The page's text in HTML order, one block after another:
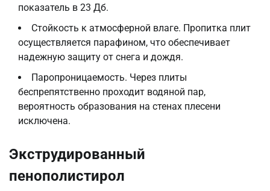
показатель в 23 Дб.
Стойкость к атмосферной влаге. Пропитка плит
осуществляется парафином, что обеспечивает
надежную защиту от снега и дождя.
Паропроницаемость. Через плиты
беспрепятственно проходит водяной пар,
вероятность образования на стенах плесени
исключена.
Экструдированный
пенополистирол